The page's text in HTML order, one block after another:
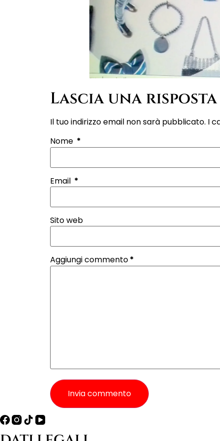
Lascia una risposta
Il tuo indirizzo email non sarà pubblicato. I
Nome *
Email *
Sito web
Aggiungi commento*
Invia commento